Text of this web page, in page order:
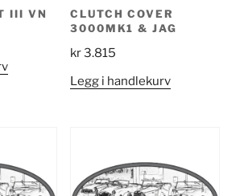
III VN
CLUTCH COVER
3000MK1 & JAG
kr3.815
Legg i handlekurv